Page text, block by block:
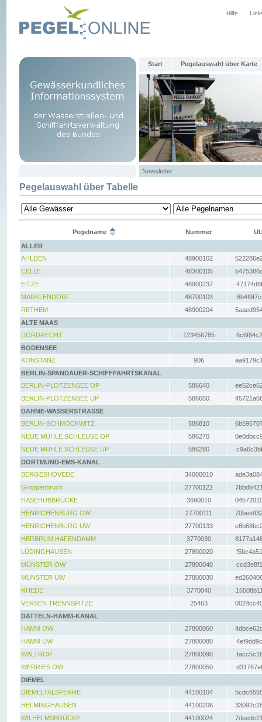
Hilfe
Start Pegelauswahl über Karte
Newsletter
Pegelauswahl über Tabelle
Pegelname Nummer
ALLER
AHLDEN
48900102
CELLE
48300105
EITZE
48900237
MARKLENDORF
48700103
RETHEM
48900204
ALTE MAAS
DORDRECHT
123456785
BODENSEE
KONSTANZ
906
BERLIN-SPANDAUER-SCHIFFFAHRTSKANAL
BERLIN-PLÖTZENSEE OP
586640
BERLIN-PLÖTZENSEE UP
586650
DAHME-WASSERSTRASSE
BERLIN-SCHMÖCKWITZ
586810
NEUE MÜHLE SCHLEUSE OP
586270
NEUE MÜHLE SCHLEUSE UP
586280
DORTMUND-EMS-KANAL
BERGESHÖVEDE
34000010
Groppenbruch
27700122
HASEHUBBRÜCKE
3690010
HENRICHENBURG OW
27700111
HENRICHENBURG UW
27700133
HERBRUM HAFENDAMM
3770030
LÜDINGHAUSEN
27800020
MÜNSTER OW
27800040
MÜNSTER UW
27800030
RHEDE
3770040
VERSEN TRENNSPITZE
25463
DATTELN-HAMM-KANAL
HAMM OW
27800060
HAMM UW
27800080
WALTROP
27800090
WERRIES OW
27800050
DIEMEL
DIEMELTALSPERRE
44100104
HELMINGHAUSEN
44100206
WILHELMSBRÜCKE
44100024